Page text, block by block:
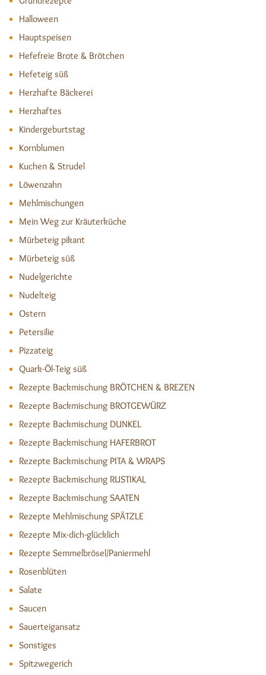
Halloween
Hauptspeisen
Hefefreie Brote & Brötchen
Hefeteig süß
Herzhafte Bäckerei
Herzhaftes
Kindergeburtstag
Kornblumen
Kuchen & Strudel
Löwenzahn
Mehlmischungen
Mein Weg zur Kräuterküche
Mürbeteig pikant
Mürbeteig süß
Nudelgerichte
Nudelteig
Ostern
Petersilie
Pizzateig
Quark-Öl-Teig süß
Rezepte Backmischung BRÖTCHEN & BREZEN
Rezepte Backmischung BROTGEWÜRZ
Rezepte Backmischung DUNKEL
Rezepte Backmischung HAFERBROT
Rezepte Backmischung PITA & WRAPS
Rezepte Backmischung RUSTIKAL
Rezepte Backmischung SAATEN
Rezepte Mehlmischung SPÄTZLE
Rezepte Mix-dich-glücklich
Rezepte Semmelbrösel/Paniermehl
Rosenblüten
Salate
Saucen
Sauerteigansatz
Sonstiges
Spitzwegerich